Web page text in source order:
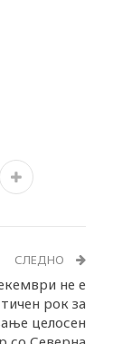
СЛЕДНО
не е
рок за
целосен